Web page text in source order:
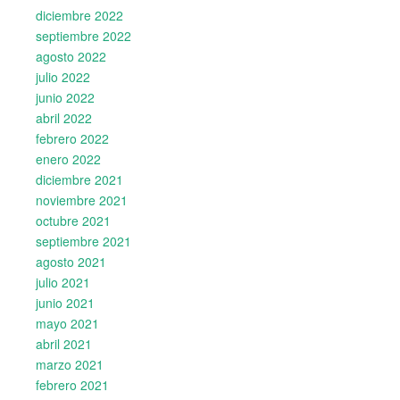
diciembre 2022
septiembre 2022
agosto 2022
julio 2022
junio 2022
abril 2022
febrero 2022
enero 2022
diciembre 2021
noviembre 2021
octubre 2021
septiembre 2021
agosto 2021
julio 2021
junio 2021
mayo 2021
abril 2021
marzo 2021
febrero 2021